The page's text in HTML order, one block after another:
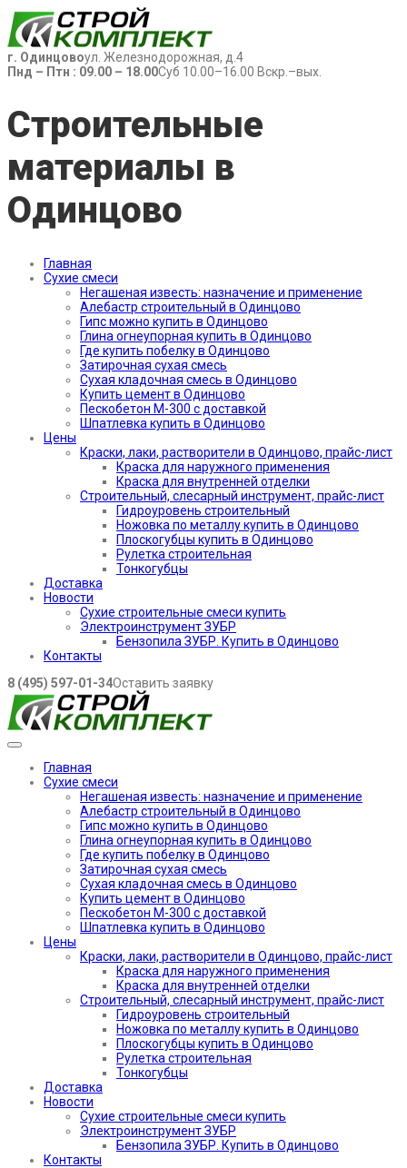
г. Одинцовоул. Железнодорожная, д.4
Пнд – Птн : 09.00 – 18.00Суб 10.00–16.00 Вскр.–вых.
Строительные
материалы в
Одинцово
Главная
Сухие смеси
Негашеная известь: назначение и применение
Алебастр строительный в Одинцово
Гипс можно купить в Одинцово
Глина огнеупорная купить в Одинцово
Где купить побелку в Одинцово
Затирочная сухая смесь
Сухая кладочная смесь в Одинцово
Купить цемент в Одинцово
Пескобетон М-300 с доставкой
Шпатлевка купить в Одинцово
Цены
Краски, лаки, растворители в Одинцово, прайс-лист
Краска для наружного применения
Краска для внутренней отделки
Строительный, слесарный инструмент, прайс-лист
Гидроуровень строительный
Ножовка по металлу купить в Одинцово
Плоскогубцы купить в Одинцово
Рулетка строительная
Тонкогубцы
Доставка
Новости
Сухие строительные смеси купить
Электроинструмент ЗУБР
Бензопила ЗУБР. Купить в Одинцово
Контакты
8 (495) 597-01-34Оставить заявку
Главная
Сухие смеси
Негашеная известь: назначение и применение
Алебастр строительный в Одинцово
Гипс можно купить в Одинцово
Глина огнеупорная купить в Одинцово
Где купить побелку в Одинцово
Затирочная сухая смесь
Сухая кладочная смесь в Одинцово
Купить цемент в Одинцово
Пескобетон М-300 с доставкой
Шпатлевка купить в Одинцово
Цены
Краски, лаки, растворители в Одинцово, прайс-лист
Краска для наружного применения
Краска для внутренней отделки
Строительный, слесарный инструмент, прайс-лист
Гидроуровень строительный
Ножовка по металлу купить в Одинцово
Плоскогубцы купить в Одинцово
Рулетка строительная
Тонкогубцы
Доставка
Новости
Сухие строительные смеси купить
Электроинструмент ЗУБР
Бензопила ЗУБР. Купить в Одинцово
Контакты